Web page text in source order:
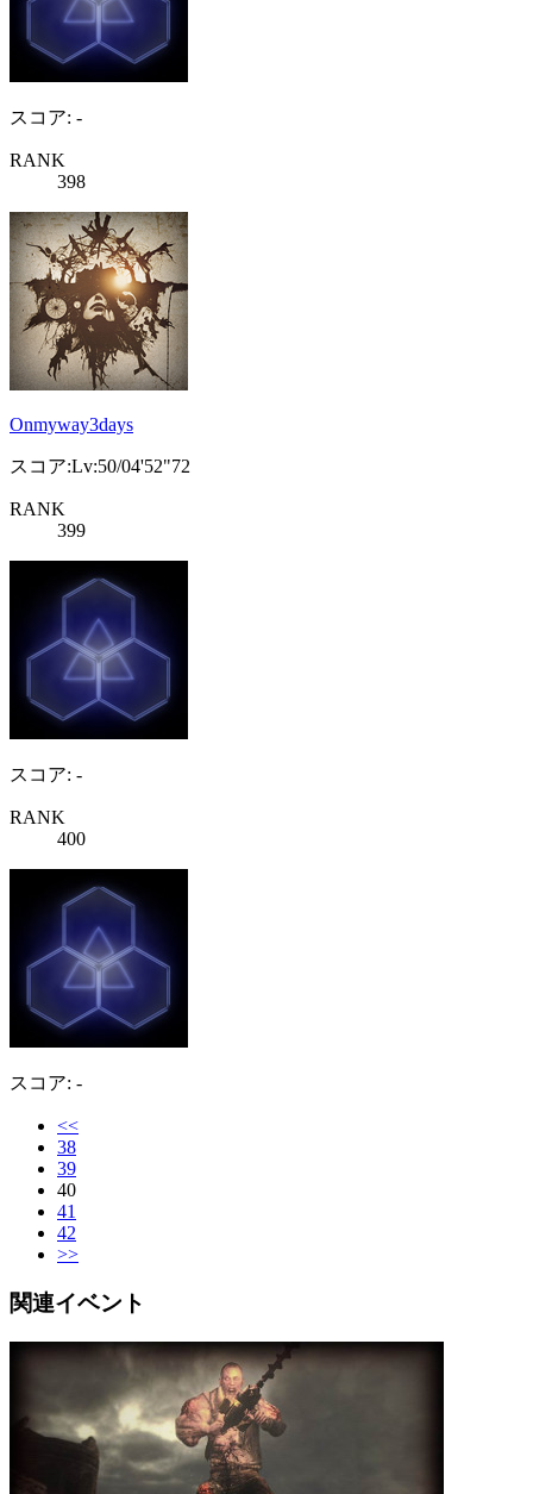
スコア: -
RANK
398
Onmyway3days
スコア:Lv:50/04'52"72
RANK
399
スコア: -
RANK
400
スコア: -
<<
38
39
40
41
42
>>
関連イベント